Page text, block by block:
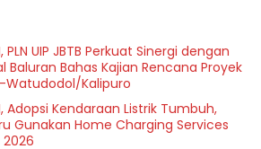
PLN UIP JBTB Perkuat Sinergi dengan
Baluran Bahas Kajian Rencana Proyek
Kalipuro
Adopsi Kendaraan Listrik Tumbuh,
Gunakan Home Charging Services
2026